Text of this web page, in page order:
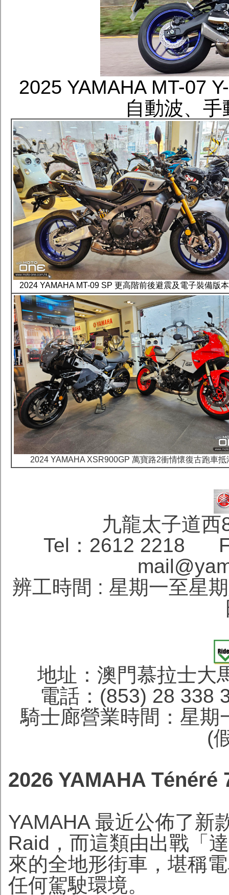
2025 YAMAHA MT-07
自動波、
2024 YAMAHA MT-09 SP 更高階前後避震及電子裝備版
2024 YAMAHA XSR900GP 萬寶路2衝情懷復古跑車抵
九龍太子道
Tel：2612 2218
辨工時間 : 星期一至星
地址：澳門慕拉士大
電話：(853) 28 338
騎士廊營業時間：星期
(
2026 YAMAHA Ténéré
YAMAHA 最近公佈了新
Raid，而這類由出戰「
來的全地形街車，堪稱
任何駕駛環境。